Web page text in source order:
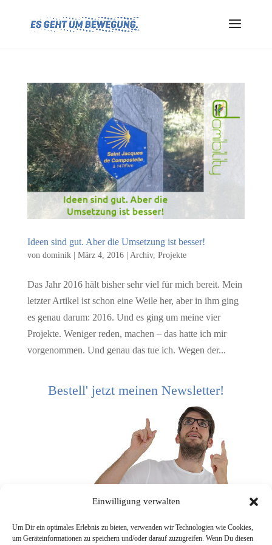
Einwilligung verwalten
Um Dir ein optimales Erlebnis zu bieten, verwenden wir Technologien wie Cookies,
um Geräteinformationen zu speichern und/oder darauf zuzugreifen. Wenn Du diesen
Ideen sind gut. Aber die Umsetzung ist besser!
von dominik| März 4, 2016| Archiv, Projekte
Das Jahr 2016 hält bisher sehr viel für mich bereit. Mein
letzter Artikel ist schon eine Weile her, aber in ihm ging
es genau darum: 2016. Und es ging um meine vier
Projekte. Weniger reden, machen – das hatte ich mir
vorgenommen. Und genau das tue ich. Wegen der...
Bestell' jetzt meinen Newsletter!